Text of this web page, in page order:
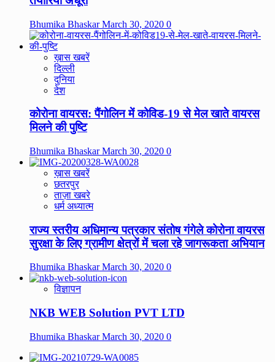
Bhumika BhaskarMarch 30, 2020 0
ख़ास खबरें
दिल्ली
दुनिया
देश
कोरोना वायरस: पैंगोलिन में कोविड-19 से मेल खाते वायरस
मिलने की पुष्टि
Bhumika BhaskarMarch 30, 2020 0
ख़ास खबरें
छतरपुर
ताज़ा खबरे
धर्म अध्यात्म
राज्य स्तरीय अधिमान्य पत्रकार संतोष गंगेले कोरोना वायरस
सुरक्षा के लिए ग्रामीण क्षेत्रों में चला रहे जागरूकता अभियान
Bhumika BhaskarMarch 30, 2020 0
विज्ञापन
NKB WEB Solution PVT LTD
Bhumika BhaskarMarch 30, 2020 0